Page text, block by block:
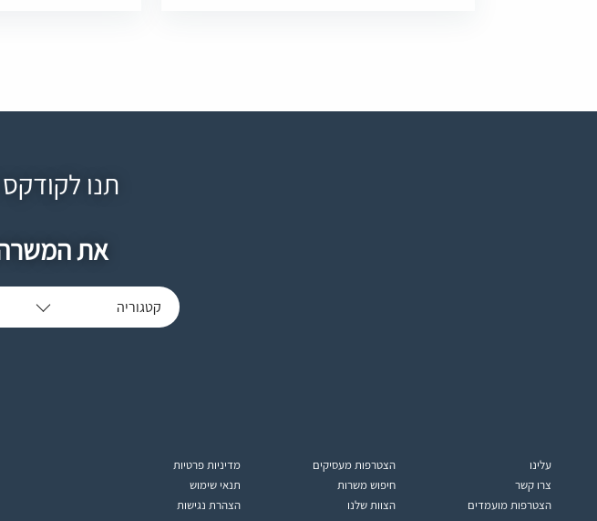
תנו
את
קטגוריה
עלינו
צרו קשר
הצטרפות מועמדים
הצטרפות מעסיקים
חיפוש משרות
הצוות שלנו
מדיניות פרטיות
תנאי שימוש
הצהרת נגישות